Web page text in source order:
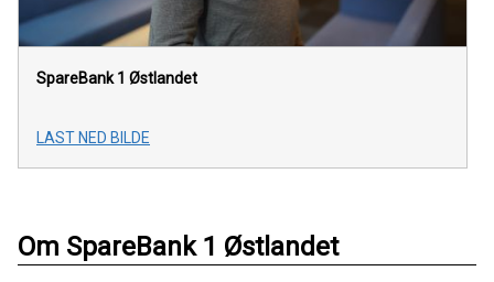
SpareBank 1 Østlandet
LAST NED BILDE
Om SpareBank 1 Østlandet